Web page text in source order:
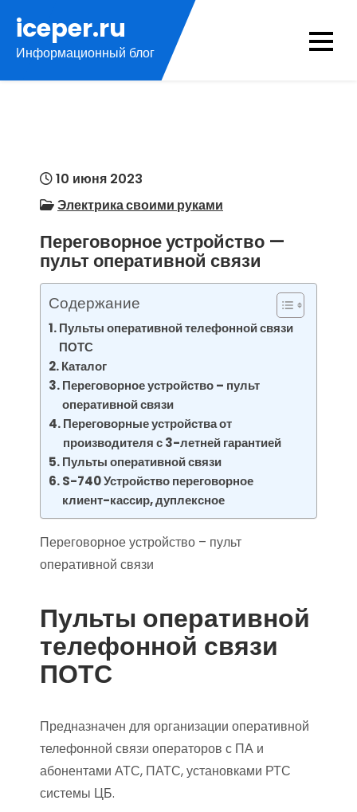
содержимому
iceper.ru
Информационный блог
10 июня 2023
Электрика своими руками
Переговорное устройство —
пульт оперативной связи
Содержание
Пульты оперативной телефонной связи
ПОТС
Каталог
Переговорное устройство – пульт
оперативной связи
Переговорные устройства от
производителя с 3-летней гарантией
Пульты оперативной связи
S-740 Устройство переговорное
клиент-кассир, дуплексное
Переговорное устройство – пульт
оперативной связи
Пульты оперативной
телефонной связи
ПОТС
Предназначен для организации оперативной
телефонной связи операторов с ПА и
абонентами АТС, ПАТС, установками РТС
системы ЦБ.